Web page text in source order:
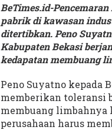
BeTimes.id-
pabrik di kawasan
ditertibkan. Peno
Kabupaten Bekasi
kedapatan membuang
Peno Suyatno kepada
memberikan toleransi
membuang limbahnya
perusahaan harus